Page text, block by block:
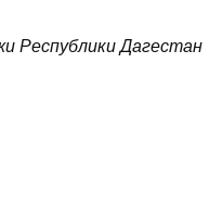
Республики Дагестан